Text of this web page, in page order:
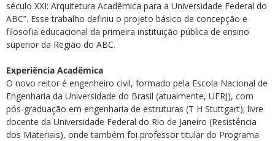
século XXI: Arquitetura Acadêmica para a Universidade Federal do
ABC”. Esse trabalho definiu o projeto básico de concepção e
filosofia educacional da primeira instituição pública de ensino
superior da Região do ABC.
Experiência Acadêmica
O novo reitor é engenheiro civil, formado pela Escola Nacional de
Engenharia da Universidade do Brasil (atualmente, UFRJ), com
pós-graduação em engenharia de estruturas (T H Stuttgart); livre
docente da Universidade Federal do Rio de Janeiro (Resistência
dos Materiais), onde também foi professor titular do Programa